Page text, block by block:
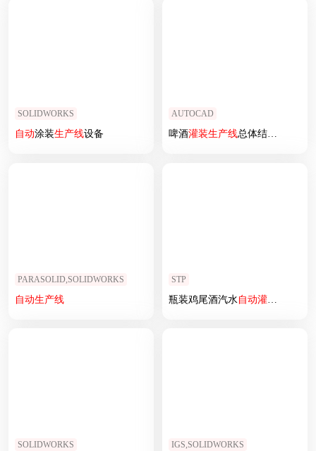
SOLIDWORKS
自动涂装生产线设备
AUTOCAD
啤酒灌装生产线总体结构设计二维图
PARASOLID,SOLIDWORKS
自动生产线
STP
瓶装鸡尾酒汽水自动灌装
SOLIDWORKS IGS,SOLIDWORKS